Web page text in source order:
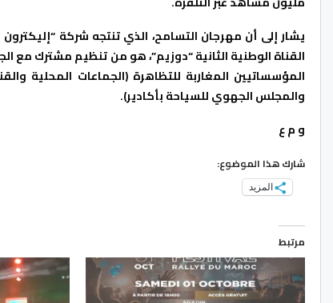
القناة الوطنية الثانية “دوزيم”، هو من تنظيم مشترك مع
المؤسساتيين المغاربة للتظاهرة (الجماعات المحلية
والمجلس الجهوي للسياحة بأكادير).
و م ع
شارك هذا الموضوع:
المزيد
مرتبط